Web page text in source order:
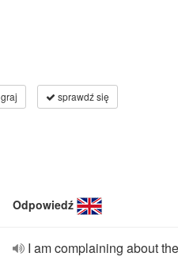
graj sprawdź się
Odpowiedź
I am complaining about